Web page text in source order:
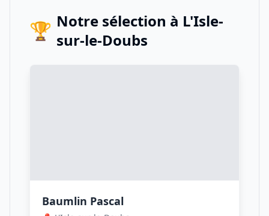
🏆 Notre sélection à L'Isle-
sur-le-Doubs
Baumlin Pascal